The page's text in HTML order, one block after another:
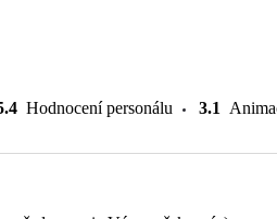
Hodnocení personálu 3.1